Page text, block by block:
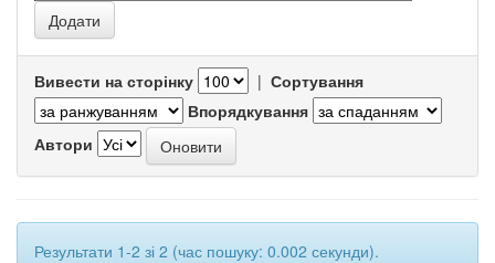
Вивести на сторінку | Сортування
Впорядкування
Автори
Результати 1-2 зі 2 (час пошуку: 0.002 секунди).